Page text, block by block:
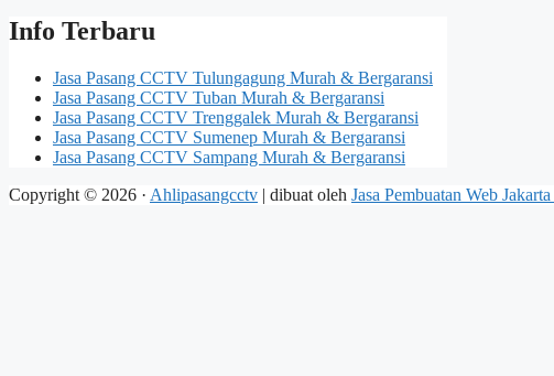
Info Terbaru
Jasa Pasang CCTV Tulungagung Murah & Bergaransi
Jasa Pasang CCTV Tuban Murah & Bergaransi
Jasa Pasang CCTV Trenggalek Murah & Bergaransi
Jasa Pasang CCTV Sumenep Murah & Bergaransi
Jasa Pasang CCTV Sampang Murah & Bergaransi
Copyright © 2026 · Ahlipasangcctv | dibuat oleh Jasa Pembuatan Web Jakarta